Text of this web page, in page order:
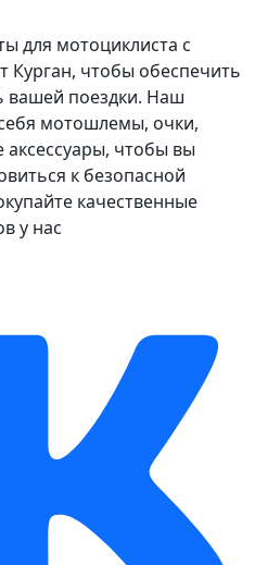
для мотоциклиста с
Курган, чтобы обеспечить
вашей поездки. Наш
мотошлемы, очки,
аксессуары, чтобы вы
к безопасной
качественные
у нас